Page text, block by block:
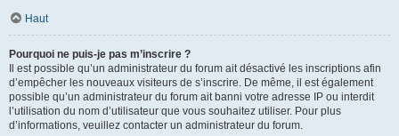
Haut
Pourquoi ne puis-je pas m’inscrire ?
Il est possible qu’un administrateur du forum ait désactivé les inscriptions afin
d’empêcher les nouveaux visiteurs de s’inscrire. De même, il est également
possible qu’un administrateur du forum ait banni votre adresse IP ou interdit
l’utilisation du nom d’utilisateur que vous souhaitez utiliser. Pour plus
d’informations, veuillez contacter un administrateur du forum.